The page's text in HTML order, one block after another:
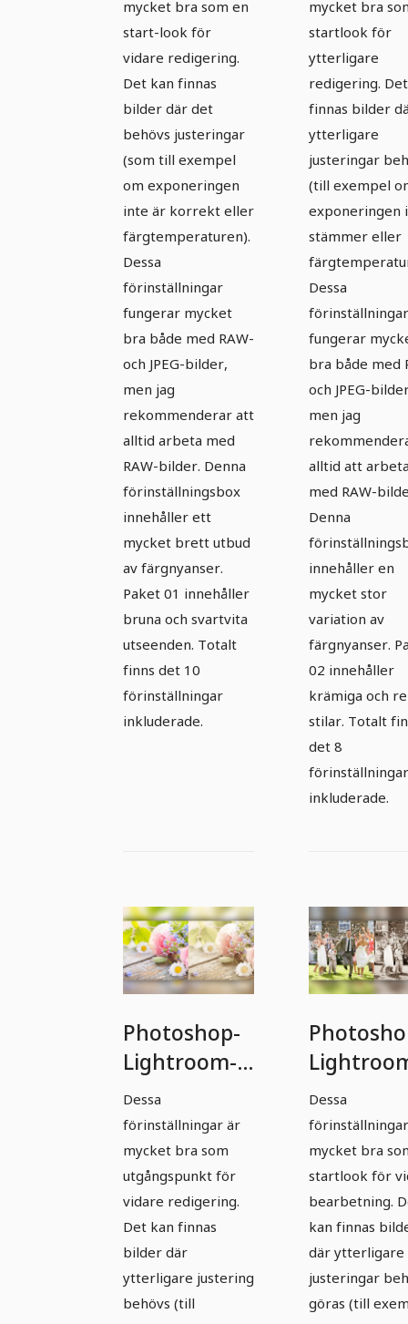
Photoshop-
Lightroom-
Presets -
Bröllop -
Paket 01
mycket bra som en
start-look för
vidare redigering.
Det kan finnas
bilder där det
behövs justeringar
(som till exempel
om exponeringen
inte är korrekt eller
färgtemperaturen).
Dessa
förinställningar
fungerar mycket
bra både med RAW-
och JPEG-bilder,
men jag
rekommenderar att
alltid arbeta med
RAW-bilder. Denna
förinställningsbox
innehåller ett
mycket brett utbud
av färgnyanser.
Paket 01 innehåller
bruna och svartvita
utseenden. Totalt
finns det 10
förinställningar
inkluderade.
mycket bra
startlook för
ytterligare
redigering.
finnas bilder
ytterligare
justeringar
(till exempel
exponeringen
stämmer eller
Dessa
förinställningar
fungerar
bra både med
och JPEG-
men jag
alltid att
med RAW-
Denna
innehåller en
mycket stor
variation av
färgnyanser.
02 innehåller
krämiga och
stilar. Totalt
det 8
förinställningar
inkluderade.
Photoshop-
Lightroom-
Presets -
Bröllop -
Paket 03
Dessa
förinställningar är
mycket bra som
utgångspunkt för
vidare redigering.
Det kan finnas
bilder där
ytterligare justering
behövs (till
Presets -
Bröllop -
Paket 04
Dessa
mycket bra
startlook för
bearbetning.
kan finnas
där ytterligare
justeringar
göras (till